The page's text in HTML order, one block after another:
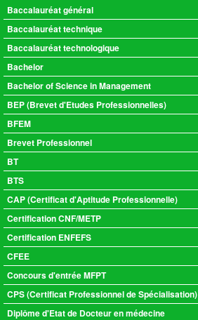
Baccalauréat général
Baccalauréat technique
Baccalauréat technologique
Bachelor
Bachelor of Science in Management
BEP (Brevet d'Etudes Professionnelles)
BFEM
Brevet Professionnel
BT
BTS
CAP (Certificat d'Aptitude Professionnelle)
Certification CNF/METP
Certification ENFEFS
CFEE
Concours d'entrée MFPT
CPS (Certificat Professionnel de Spécialisation)
Diplôme d'Etat de Docteur en médecine